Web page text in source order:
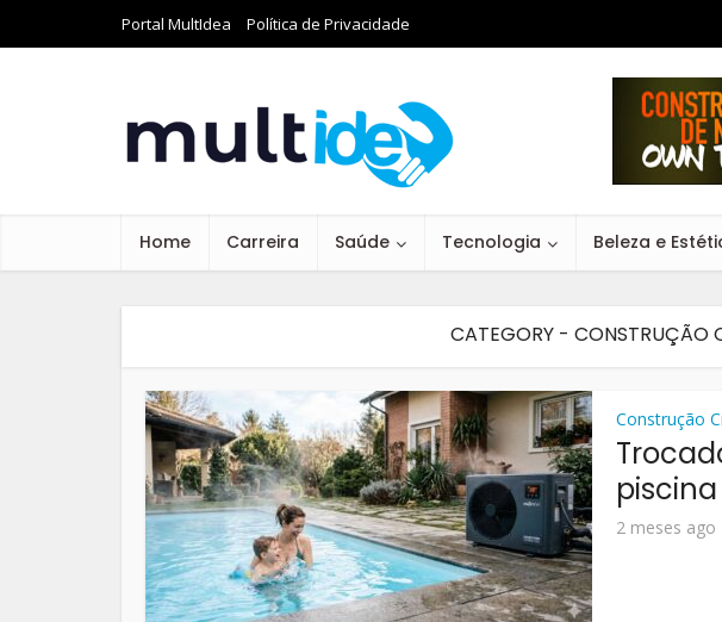
Portal MultIdea Política de Privacidade
Home Carreira Saúde Tecnologia Beleza e
CATEGORY - CONSTRUÇÃO
Construção
2 meses ago